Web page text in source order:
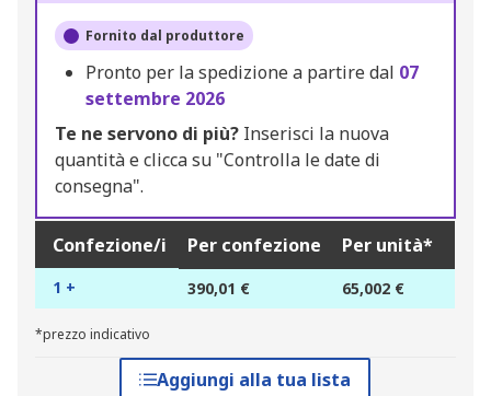
Fornito dal produttore
Pronto per la spedizione a partire dal 07
settembre 2026
Te ne servono di più? Inserisci la nuova
quantità e clicca su "Controlla le date di
consegna".
Confezione/i Per confezione Per unità*
1 + 390,01 € 65,002 €
*prezzo indicativo
Aggiungi alla tua lista